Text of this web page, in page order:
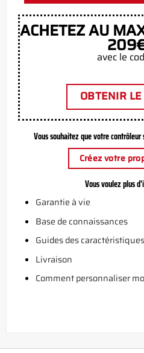
ACHETEZ AU
avec le
OBTENIR LE
Vous souhaitez que votre
Créez votre
Vous voulez plus
Garantie à vie
Base de connaissances
Guides des
Livraison
Comment personnaliser